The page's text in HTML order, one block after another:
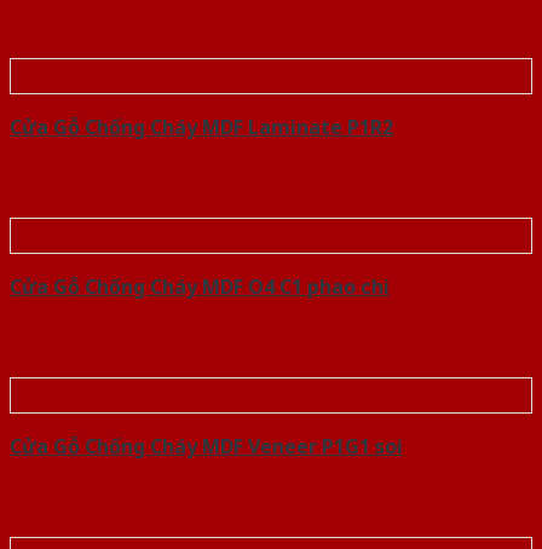
Cửa Gỗ Chống Cháy MDF Laminate P1R2
Cửa Gỗ Chống Cháy MDF O4 C1 phao chi
Cửa Gỗ Chống Cháy MDF Veneer P1G1 soi